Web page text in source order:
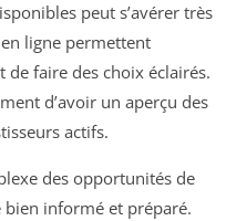
peut s’avérer très
ligne permettent
de faire des choix éclairés.
d’avoir un aperçu des
actifs.
des opportunités de
bien informé et préparé.